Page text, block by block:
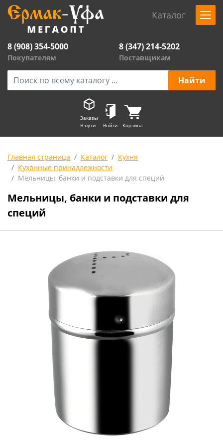
Каталог
8 (908) 354-5000
Покупателям
8 (347) 214-5202
Поставщикам
Заказы
В пути
Войти Корзина
Главная страница Каталог
Кухня
Кухонные принадлежности
Мельницы, банки и подставки для специй
Мельницы, банки и подставки для
специй